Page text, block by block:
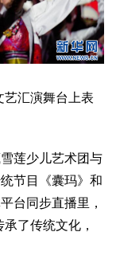
汇演舞台上表
莲少儿艺术团与
节目《囊玛》和
台同步直播里，
了传统文化，